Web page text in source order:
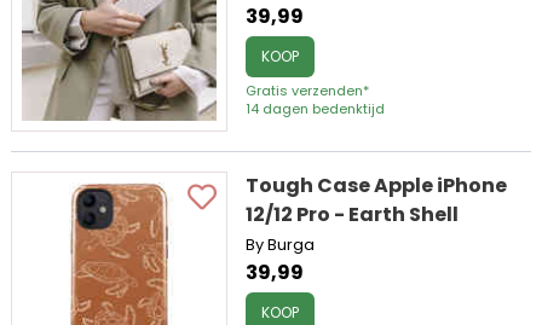
39,99
KOOP
Gratis verzenden*
14 dagen bedenktijd
Tough Case Apple iPhone
12/12 Pro - Earth Shell
By Burga
39,99
KOOP